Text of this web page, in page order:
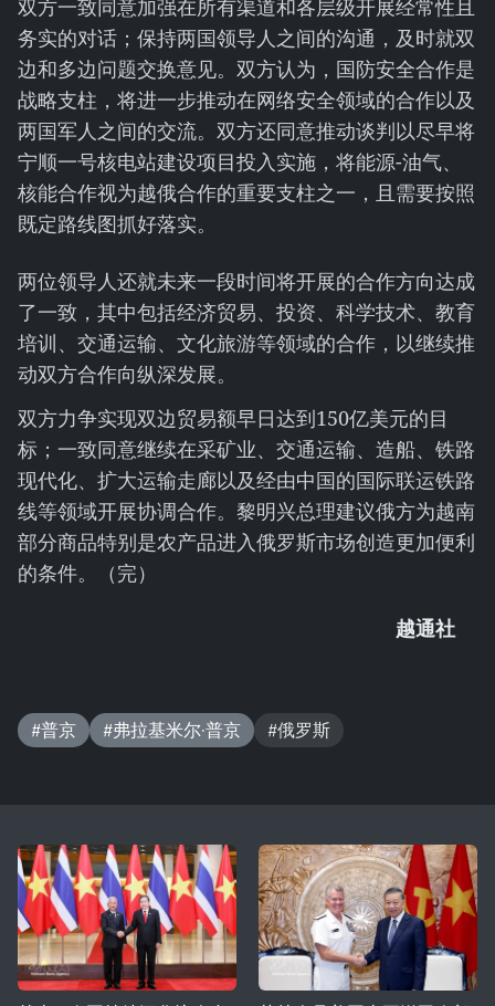
双方一致同意加强在所有渠道和各层级开展经常性且
务实的对话；保持两国领导人之间的沟通，及时就双
边和多边问题交换意见。双方认为，国防安全合作是
战略支柱，将进一步推动在网络安全领域的合作以及
两国军人之间的交流。双方还同意推动谈判以尽早将
宁顺一号核电站建设项目投入实施，将能源-油气、
核能合作视为越俄合作的重要支柱之一，且需要按照
既定路线图抓好落实。
两位领导人还就未来一段时间将开展的合作方向达成
了一致，其中包括经济贸易、投资、科学技术、教育
培训、交通运输、文化旅游等领域的合作，以继续推
动双方合作向纵深发展。
双方力争实现双边贸易额早日达到150亿美元的目
标；一致同意继续在采矿业、交通运输、造船、铁路
现代化、扩大运输走廊以及经由中国的国际联运铁路
线等领域开展协调合作。黎明兴总理建议俄方为越南
部分商品特别是农产品进入俄罗斯市场创造更加便利
的条件。（完）
越通社
#普京 #弗拉基米尔·普京 #俄罗斯